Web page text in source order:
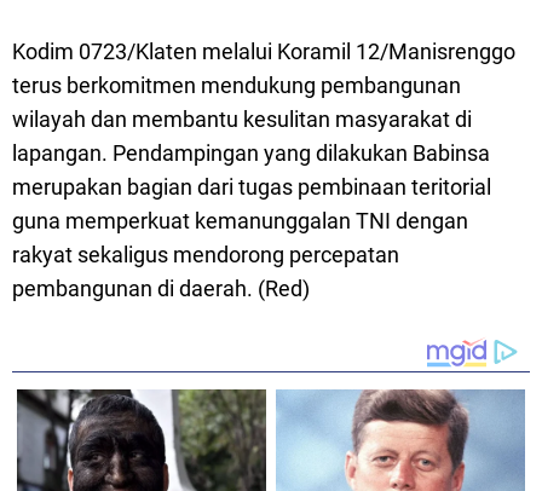
Kodim 0723/Klaten melalui Koramil 12/Manisrenggo
terus berkomitmen mendukung pembangunan
wilayah dan membantu kesulitan masyarakat di
lapangan. Pendampingan yang dilakukan Babinsa
merupakan bagian dari tugas pembinaan teritorial
guna memperkuat kemanunggalan TNI dengan
rakyat sekaligus mendorong percepatan
pembangunan di daerah. (Red)